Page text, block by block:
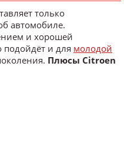
только
автомобиле.
и хорошей
подойдёт и для молодой
Плюсы Citroen